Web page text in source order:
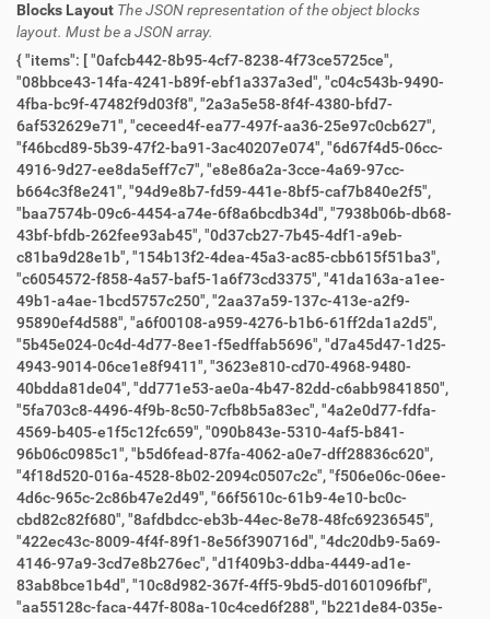
Blocks Layout The JSON representation of the object blocks
layout. Must be a JSON array.
{ "items": [ "0afcb442-8b95-4cf7-8238-4f73ce5725ce",
"08bbce43-14fa-4241-b89f-ebf1a337a3ed", "c04c543b-9490-
4fba-bc9f-47482f9d03f8", "2a3a5e58-8f4f-4380-bfd7-
6af532629e71", "ceceed4f-ea77-497f-aa36-25e97c0cb627",
"f46bcd89-5b39-47f2-ba91-3ac40207e074", "6d67f4d5-06cc-
4916-9d27-ee8da5eff7c7", "e8e86a2a-3cce-4a69-97cc-
b664c3f8e241", "94d9e8b7-fd59-441e-8bf5-caf7b840e2f5",
"baa7574b-09c6-4454-a74e-6f8a6bcdb34d", "7938b06b-db68-
43bf-bfdb-262fee93ab45", "0d37cb27-7b45-4df1-a9eb-
c81ba9d28e1b", "154b13f2-4dea-45a3-ac85-cbb615f51ba3",
"c6054572-f858-4a57-baf5-1a6f73cd3375", "41da163a-a1ee-
49b1-a4ae-1bcd5757c250", "2aa37a59-137c-413e-a2f9-
95890ef4d588", "a6f00108-a959-4276-b1b6-61ff2da1a2d5",
"5b45e024-0c4d-4d77-8ee1-f5edffab5696", "d7a45d47-1d25-
4943-9014-06ce1e8f9411", "3623e810-cd70-4968-9480-
40bdda81de04", "dd771e53-ae0a-4b47-82dd-c6abb9841850",
"5fa703c8-4496-4f9b-8c50-7cfb8b5a83ec", "4a2e0d77-fdfa-
4569-b405-e1f5c12fc659", "090b843e-5310-4af5-b841-
96b06c0985c1", "b5d6fead-87fa-4062-a0e7-dff28836c620",
"4f18d520-016a-4528-8b02-2094c0507c2c", "f506e06c-06ee-
4d6c-965c-2c86b47e2d49", "66f5610c-61b9-4e10-bc0c-
cbd82c82f680", "8afdbdcc-eb3b-44ec-8e78-48fc69236545",
"422ec43c-8009-4f4f-89f1-8e56f390716d", "4dc20db9-5a69-
4146-97a9-3cd7e8b276ec", "d1f409b3-ddba-4449-ad1e-
83ab8bce1b4d", "10c8d982-367f-4ff5-9bd5-d01601096fbf",
"aa55128c-faca-447f-808a-10c4ced6f288", "b221de84-035e-